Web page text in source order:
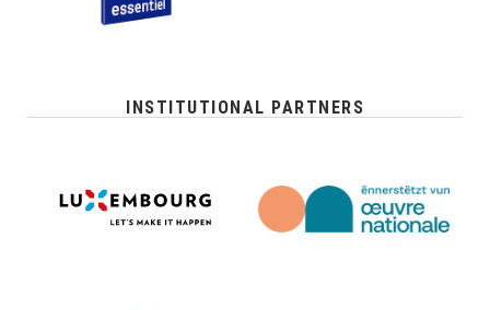
INSTITUTIONAL PARTNERS